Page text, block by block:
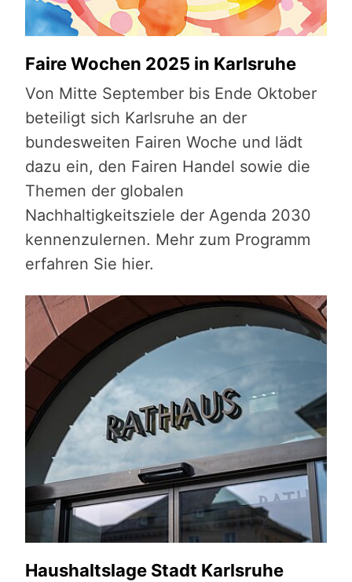
Faire Wochen 2025 in Karlsruhe
Von Mitte September bis Ende Oktober
beteiligt sich Karlsruhe an der
bundesweiten Fairen Woche und lädt
dazu ein, den Fairen Handel sowie die
Themen der globalen
Nachhaltigkeitsziele der Agenda 2030
kennenzulernen. Mehr zum Programm
erfahren Sie hier.
Haushaltslage Stadt Karlsruhe